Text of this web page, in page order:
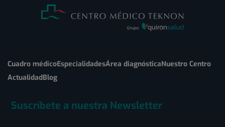
Cuadro médicoEspecialidadesÁrea diagnósticaNuestro Centro
ActualidadBlog
Suscríbete a nuestra Newsletter